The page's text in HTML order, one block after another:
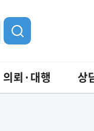
의뢰·대행 상